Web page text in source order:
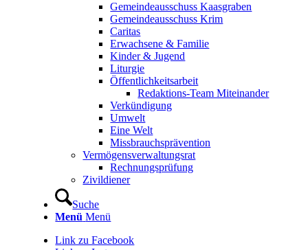
Gemeindeausschuss Kaasgraben
Gemeindeausschuss Krim
Caritas
Erwachsene & Familie
Kinder & Jugend
Liturgie
Öffentlichkeitsarbeit
Redaktions-Team Miteinander
Verkündigung
Umwelt
Eine Welt
Missbrauchsprävention
Vermögensverwaltungsrat
Rechnungsprüfung
Zivildiener
Suche
Menü Menü
Link zu Facebook